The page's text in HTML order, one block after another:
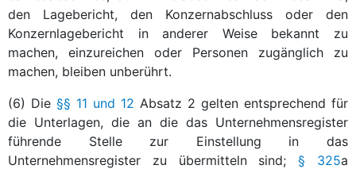
den Lagebericht, den Konzernabschluss oder den
Konzernlagebericht in anderer Weise bekannt zu
machen, einzureichen oder Personen zugänglich zu
machen, bleiben unberührt.
(6) Die §§ 11 und 12 Absatz 2 gelten entsprechend für
die Unterlagen, die an die das Unternehmensregister
führende Stelle zur Einstellung in das
Unternehmensregister zu übermitteln sind;§ 325a